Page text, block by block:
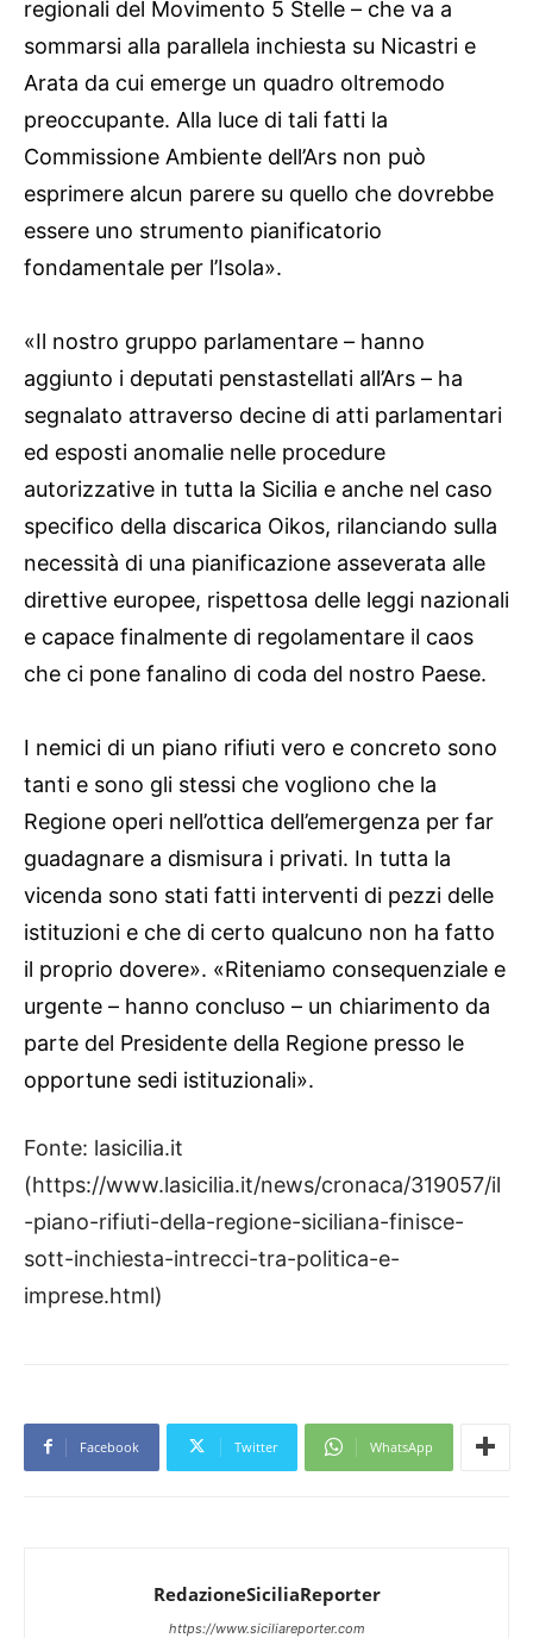
regionali del Movimento 5 Stelle – che va a
sommarsi alla parallela inchiesta su Nicastri e
Arata da cui emerge un quadro oltremodo
preoccupante. Alla luce di tali fatti la
Commissione Ambiente dell’Ars non può
esprimere alcun parere su quello che dovrebbe
essere uno strumento pianificatorio
fondamentale per l’Isola».
«Il nostro gruppo parlamentare – hanno
aggiunto i deputati penstastellati all’Ars – ha
segnalato attraverso decine di atti parlamentari
ed esposti anomalie nelle procedure
autorizzative in tutta la Sicilia e anche nel caso
specifico della discarica Oikos, rilanciando sulla
necessità di una pianificazione asseverata alle
direttive europee, rispettosa delle leggi nazionali
e capace finalmente di regolamentare il caos
che ci pone fanalino di coda del nostro Paese.
I nemici di un piano rifiuti vero e concreto sono
tanti e sono gli stessi che vogliono che la
Regione operi nell’ottica dell’emergenza per far
guadagnare a dismisura i privati. In tutta la
vicenda sono stati fatti interventi di pezzi delle
istituzioni e che di certo qualcuno non ha fatto
il proprio dovere». «Riteniamo consequenziale e
urgente – hanno concluso – un chiarimento da
parte del Presidente della Regione presso le
opportune sedi istituzionali».
Fonte: lasicilia.it
(https://www.lasicilia.it/news/cronaca/319057/il
-piano-rifiuti-della-regione-siciliana-finisce-
sott-inchiesta-intrecci-tra-politica-e-
imprese.html)
Facebook Twitter WhatsApp
RedazioneSiciliaReporter
https://www.siciliareporter.com